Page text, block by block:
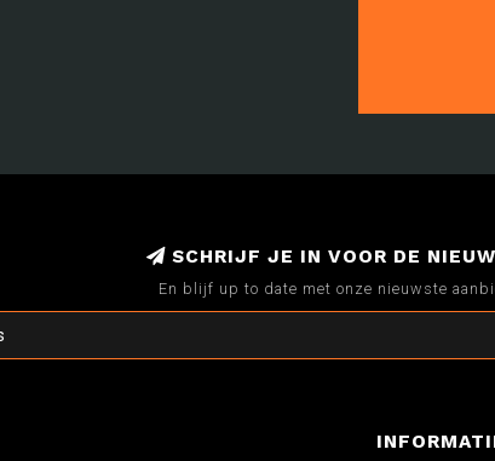
SCHRIJF JE IN VOOR DE
En blijf up to date met onze nieuwste